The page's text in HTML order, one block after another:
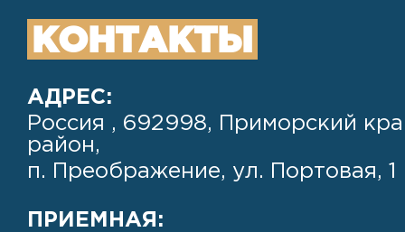
КОНТАКТЫ
АДРЕС:
Россия , 692998, Приморский
район,
п. Преображение, ул. Портовая, 1
ПРИЕМНАЯ: